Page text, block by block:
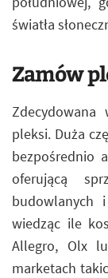
światła
Zamów
pleksi. Duża
bezpośrednio
oferującą
budowlanych
wiedząc ile
Allegro, Olx
marketach